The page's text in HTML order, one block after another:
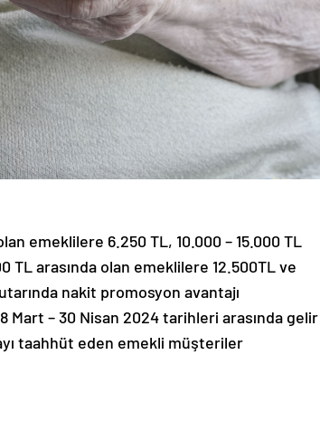
emeklilere 6.250 TL, 10.000 – 15.000 TL
TL arasında olan emeklilere 12.500TL ve
nakit promosyon avantajı
Mart – 30 Nisan 2024 tarihleri arasında gelir
taahhüt eden emekli müşteriler